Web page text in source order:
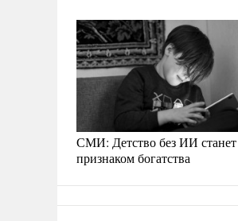
СМИ: Детство без ИИ станет
признаком богатства